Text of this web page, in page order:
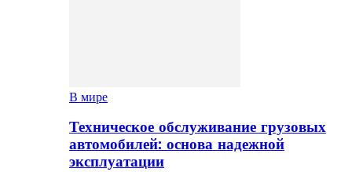
В мире
Техническое обслуживание грузовых
автомобилей: основа надежной
эксплуатации